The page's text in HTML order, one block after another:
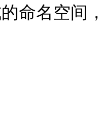
命名空间